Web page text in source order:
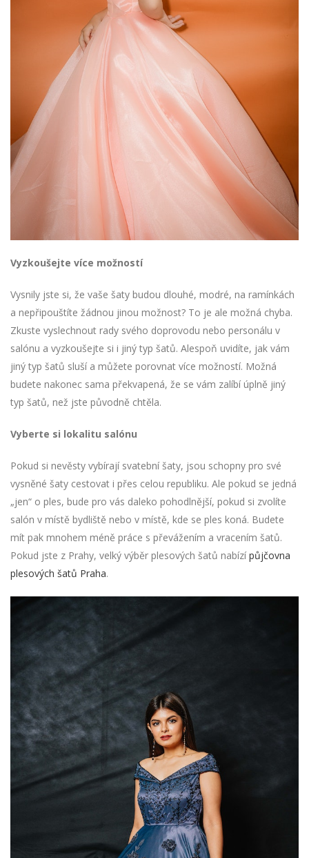
Vyzkoušejte více možností
Vysnily jste si, že vaše šaty budou dlouhé, modré, na ramínkách
a nepřipouštíte žádnou jinou možnost? To je ale možná chyba.
Zkuste vyslechnout rady svého doprovodu nebo personálu v
salónu a vyzkoušejte si i jiný typ šatů. Alespoň uvidíte, jak vám
jiný typ šatů sluší a můžete porovnat více možností. Možná
budete nakonec sama překvapená, že se vám zalíbí úplně jiný
typ šatů, než jste původně chtěla.
Vyberte si lokalitu salónu
Pokud si nevěsty vybírají svatební šaty, jsou schopny pro své
vysněné šaty cestovat i přes celou republiku. Ale pokud se jedná
„jen“ o ples, bude pro vás daleko pohodlnější, pokud si zvolíte
salón v místě bydliště nebo v místě, kde se ples koná. Budete
mít pak mnohem méně práce s převážením a vracením šatů.
Pokud jste z Prahy, velký výběr plesových šatů nabízí půjčovna
plesových šatů Praha.